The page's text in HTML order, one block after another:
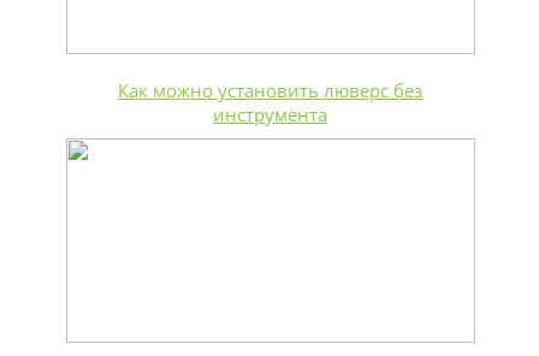
Как можно установить люверс без
инструмента